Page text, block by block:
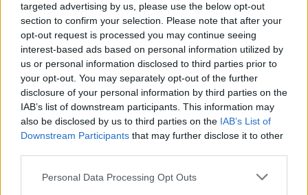
targeted advertising by us, please use the below opt-out
section to confirm your selection. Please note that after your
opt-out request is processed you may continue seeing
interest-based ads based on personal information utilized by
us or personal information disclosed to third parties prior to
your opt-out. You may separately opt-out of the further
disclosure of your personal information by third parties on the
IAB’s list of downstream participants. This information may
also be disclosed by us to third parties on the IAB’s List of
Downstream Participants that may further disclose it to other
Please note that this website/app uses one or more Google
Personal Data Processing Opt Outs
Αν τα χάσατε